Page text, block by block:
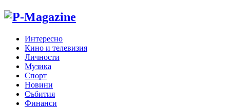
Skip
Интересно
Кино и телевизия
Личности
Музика
Спорт
Новини
Събития
Финанси